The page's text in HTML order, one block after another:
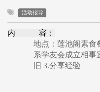
活动报导
内 容：
地点：莲池阁素食
系学友会成立相事
旧 3.分享经验